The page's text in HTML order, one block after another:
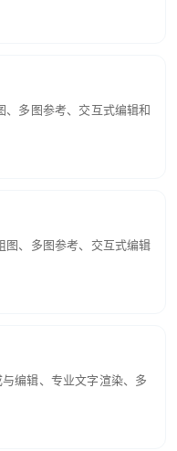
。
多图参考、交互式编辑和
图、多图参考、交互式编辑
编辑、专业文字渲染、多